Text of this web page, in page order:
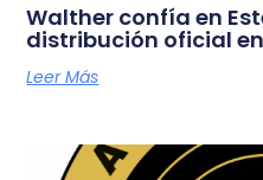
Walther confía en
distribución oficial
Leer Más